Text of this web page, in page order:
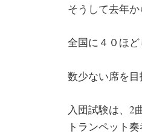
そうして去年
全国に４０ほど
数少ない席を
入団試験は、2
トランペット